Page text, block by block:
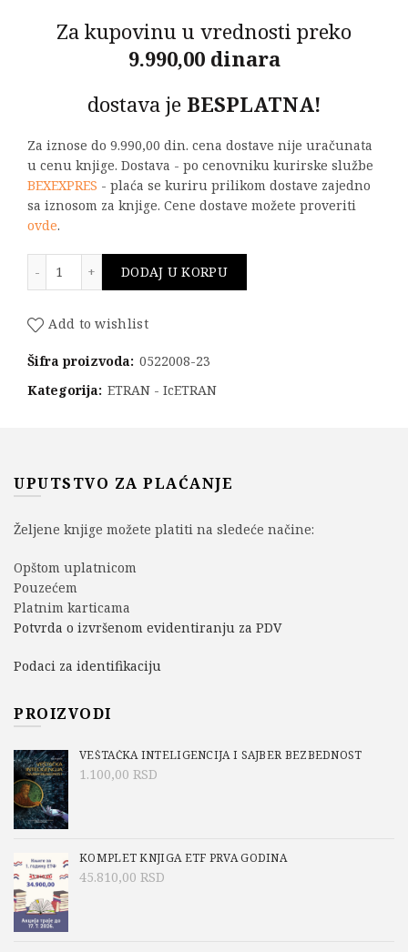
Za kupovinu u vrednosti preko
9.990,00 dinara
dostava je BESPLATNA!
Za iznose do 9.990,00 din. cena dostave nije uračunata
u cenu knjige. Dostava - po cenovniku kurirske službe
BEXEXPRES - plaća se kuriru prilikom dostave zajedno
sa iznosom za knjige. Cene dostave možete proveriti
ovde.
DODAJ U KORPU
Add to wishlist
Šifra proizvoda: 0522008-23
Kategorija: ETRAN - IcETRAN
UPUTSTVO ZA PLAĆANJE
Željene knjige možete platiti na sledeće načine:
Opštom uplatnicom
Pouzećem
Platnim karticama
Potvrda o izvršenom evidentiranju za PDV
Podaci za identifikaciju
PROIZVODI
VEŠTAČKA INTELIGENCIJA I SAJBER BEZBEDNOST
1.100,00 RSD
KOMPLET KNJIGA ETF PRVA GODINA
45.810,00 RSD